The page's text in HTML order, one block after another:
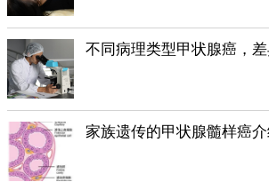
不同病理类型甲状腺癌，差
家族遗传的甲状腺髓样癌